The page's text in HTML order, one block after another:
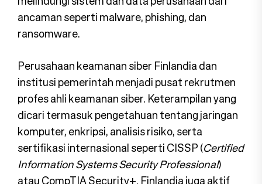
ancaman seperti malware, phishing, dan
ransomware.
Perusahaan keamanan siber Finlandia dan
institusi pemerintah menjadi pusat rekrutmen
profes ahli keamanan siber. Keterampilan yang
dicari termasuk pengetahuan tentang jaringan
komputer, enkripsi, analisis risiko, serta
sertifikasi internasional seperti CISSP (Certified
Information Systems Security Professional)
atau CompTIA Security+. Finlandia juga aktif